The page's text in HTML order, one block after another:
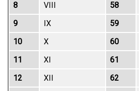
8
VIII 58
9
IX 59
10
X 60
11
XI 61
12
XII 62